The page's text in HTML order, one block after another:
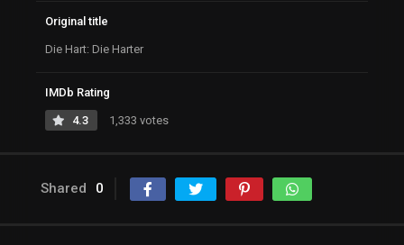
Original title
Die Hart: Die Harter
IMDb Rating
4.3 1,333 votes
Shared 0